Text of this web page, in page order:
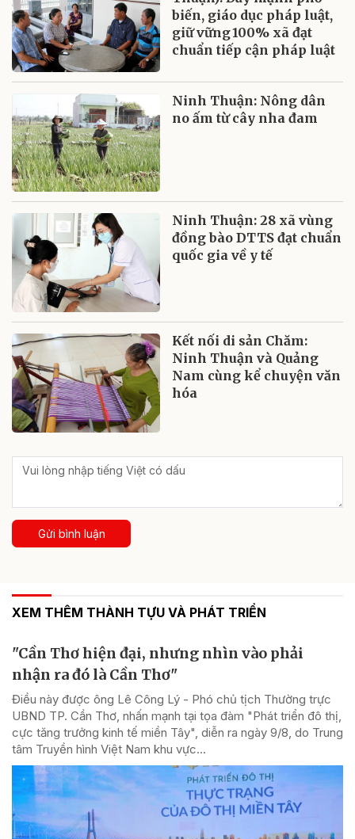
biến, giáo dục pháp luật,
giữ vững 100% xã đạt
chuẩn tiếp cận pháp luật
Ninh Thuận: Nông dân
no ấm từ cây nha đam
Ninh Thuận: 28 xã vùng
đồng bào DTTS đạt chuẩn
quốc gia về y tế
Kết nối di sản Chăm:
Ninh Thuận và Quảng
Nam cùng kể chuyện văn
hóa
Gửi bình luận
XEM THÊM THÀNH TỰU VÀ PHÁT TRIỂN
"Cần Thơ hiện đại, nhưng nhìn vào phải
nhận ra đó là Cần Thơ"
Điều này được ông Lê Công Lý - Phó chủ tịch Thường trực
UBND TP. Cần Thơ, nhấn mạnh tại tọa đàm "Phát triển đô thị,
cực tăng trưởng kinh tế miền Tây", diễn ra ngày 9/8, do Trung
tâm Truyền hình Việt Nam khu vực...